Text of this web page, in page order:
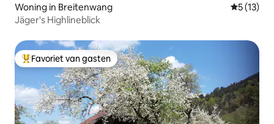
Woning in Breitenwang
5 (13)
Jäger's Highlineblick
Topfavoriet van gasten
Favoriet van gasten